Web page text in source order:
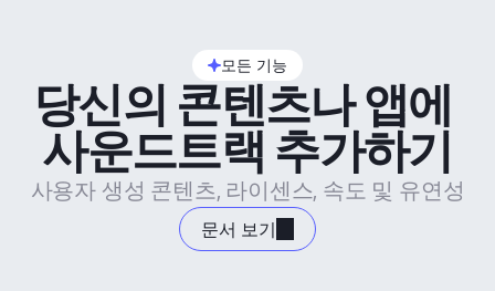
모든 기능
당신의 콘텐츠나 앱에
사운드트랙 추가하기
사용자 생성 콘텐츠, 라이센스, 속도 및 유연성
문서 보기